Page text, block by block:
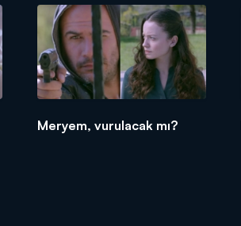
Meryem, vurulacak mı?